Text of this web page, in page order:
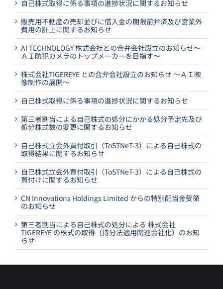
自己株式取得に係る事項の進捗状況に関するお知らせ
販売用不動産の売却並びに借入金の期限前弁済及び営業外
費用の計上に関するお知らせ
AI TECHNOLOGY 株式会社との合弁会社設立のお知らせ～
ＡＩ防犯カメラのトップメーカーを目指す～
株式会社TIGEREYE との合弁会社設立のお知らせ ～ＡＩ映
像制作の展開～
自己株式取得に係る事項の進捗状況に関するお知らせ
第三者割当による自己株式の処分にかかる処分予定先及び
処分株式数の変更に関するお知らせ
自己株式立会外買付取引（ToSTNeT-3）による自己株式の
取得結果に関するお知らせ
自己株式立会外買付取引（ToSTNeT-3）による自己株式の
買付けに関するお知らせ
CN Innovations Holdings Limited からの特別配当金受領
のお知らせ
第三者割当による自己株式の処分による 株式会社
TIGEREYE の株式の取得（持分法適用関連会社化）のお知
らせ